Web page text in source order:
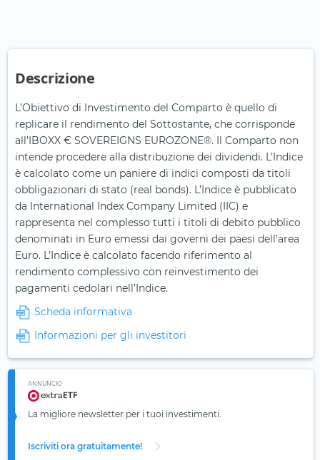
Descrizione
L’Obiettivo di Investimento del Comparto è quello di
replicare il rendimento del Sottostante, che corrisponde
all’IBOXX € SOVEREIGNS EUROZONE®. Il Comparto non
intende procedere alla distribuzione dei dividendi. L’Indice
è calcolato come un paniere di indici composti da titoli
obbligazionari di stato (real bonds). L’Indice è pubblicato
da International Index Company Limited (IIC) e
rappresenta nel complesso tutti i titoli di debito pubblico
denominati in Euro emessi dai governi dei paesi dell’area
Euro. L’Indice è calcolato facendo riferimento al
rendimento complessivo con reinvestimento dei
pagamenti cedolari nell’Indice.
Scheda informativa
Informazioni per gli investitori
ANNUNCIO
La migliore newsletter per i tuoi investimenti.
Iscriviti ora gratuitamente!